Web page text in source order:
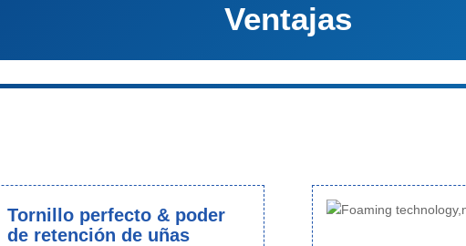
Ventajas
Tornillo perfecto & poder
de retención de uñas